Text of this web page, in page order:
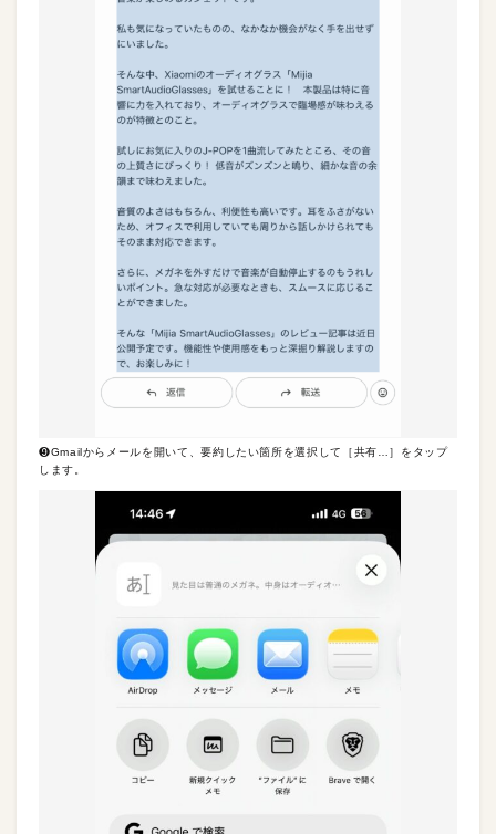
❾Gmailからメールを開いて、要約したい箇所を選択して［共有…］をタップ
します。